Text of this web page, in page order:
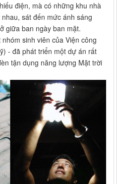
điện, mà có những khu nhà
sát đến mức ánh sáng
giữa ban ngày ban mặt.
sinh viên của Viện công
- đã phát triển một dự án rất
tận dụng năng lượng Mặt trời